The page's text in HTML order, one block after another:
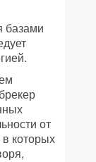
базами
от
которых